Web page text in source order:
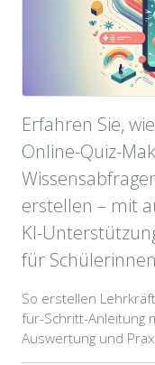
Erfahren Sie,
Online-Quiz-
erstellen – mit
KI-
für
So erstellen
für-Schritt-Anleitung
Auswertung und